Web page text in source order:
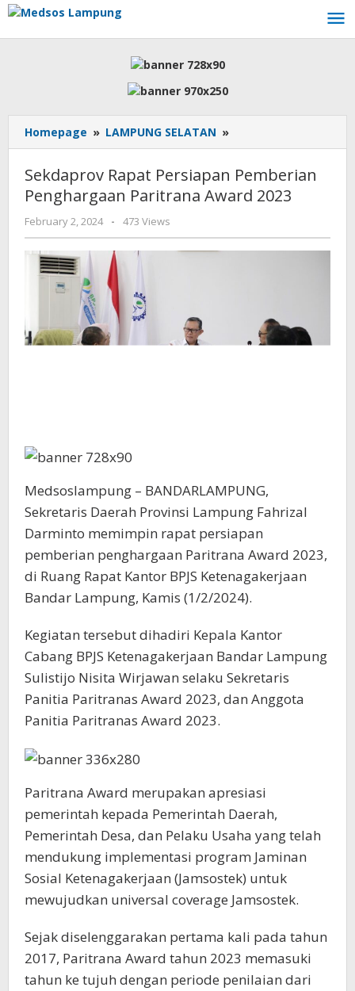
Skip
content
Homepage » LAMPUNG SELATAN »
Rapat
Pemberian
Penghargaan
2023
Sekdaprov Rapat Persiapan Pemberian
Penghargaan Paritrana Award 2023
February 2, 2024
by
AdminML
- 473 Views
Medsoslampung – BANDARLAMPUNG,
Sekretaris Daerah Provinsi Lampung Fahrizal
Darminto memimpin rapat persiapan
pemberian penghargaan Paritrana Award 2023,
di Ruang Rapat Kantor BPJS Ketenagakerjaan
Bandar Lampung, Kamis (1/2/2024).
Kegiatan tersebut dihadiri Kepala Kantor
Cabang BPJS Ketenagakerjaan Bandar Lampung
Sulistijo Nisita Wirjawan selaku Sekretaris
Panitia Paritranas Award 2023, dan Anggota
Panitia Paritranas Award 2023.
Paritrana Award merupakan apresiasi
pemerintah kepada Pemerintah Daerah,
Pemerintah Desa, dan Pelaku Usaha yang telah
mendukung implementasi program Jaminan
Sosial Ketenagakerjaan (Jamsostek) untuk
mewujudkan universal coverage Jamsostek.
Sejak diselenggarakan pertama kali pada tahun
2017, Paritrana Award tahun 2023 memasuki
tahun ke tujuh dengan periode penilaian dari